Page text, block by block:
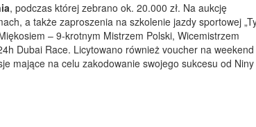
, podczas której zebrano ok. 20.000 zł. Na aukcję
a także zaproszenia na szkolenie jazdy sportowej
– 9-krotnym Mistrzem Polski, Wicemistrzem
Dubai Race. Licytowano również voucher na
mające na celu zakodowanie swojego sukcesu od Niny